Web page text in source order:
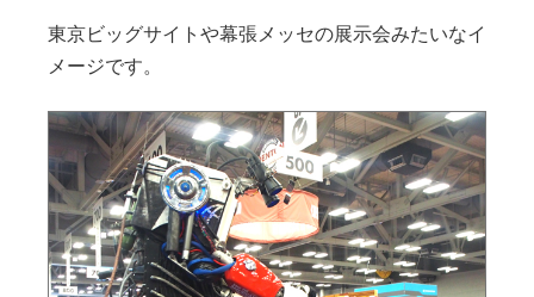
東京ビッグサイトや幕張メッセの展示会みたいなイ
メージです。